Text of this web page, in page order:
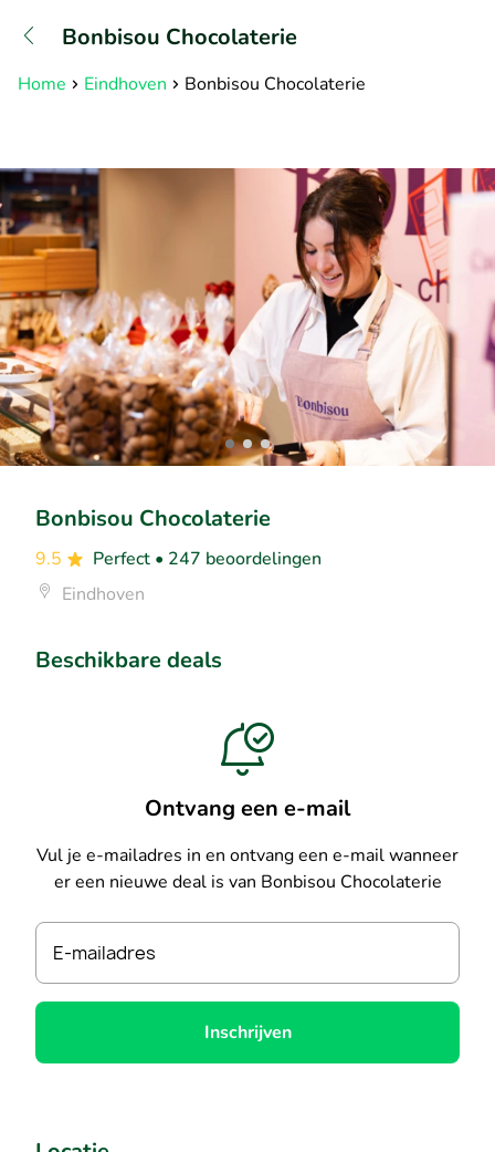
Bonbisou Chocolaterie
Home Eindhoven Bonbisou Chocolaterie
Bonbisou Chocolaterie
9.5 Perfect • 247 beoordelingen
Eindhoven
Beschikbare deals
Ontvang een e-mail
Vul je e-mailadres in en ontvang een e-mail wanneer
er een nieuwe deal is van Bonbisou Chocolaterie
E-mailadres
Inschrijven